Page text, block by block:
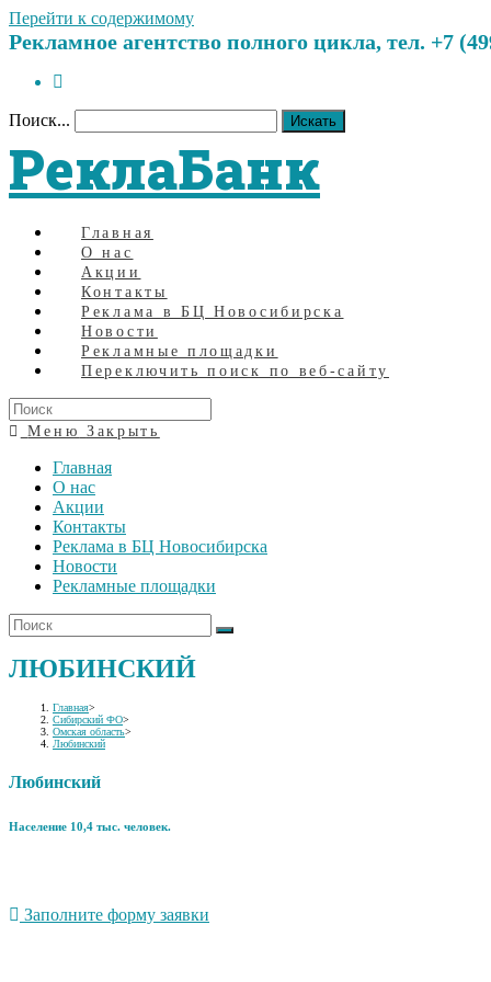
Перейти к содержимому
Рекламное агентство полного цикла, тел. +7
Поиск... Искать
РеклаБанк
Главная
О нас
Акции
Контакты
Реклама в БЦ Новосибирска
Новости
Рекламные площадки
Переключить поиск по веб-сайту
Меню Закрыть
Главная
О нас
Акции
Контакты
Реклама в БЦ Новосибирска
Новости
Рекламные площадки
ЛЮБИНСКИЙ
Главная>
Сибирский ФО>
Омская область>
Любинский
Любинский
Население 10,4 тыс. человек.
Заполните форму заявки